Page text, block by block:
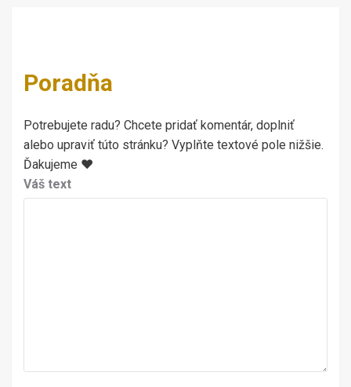
Poradňa
Potrebujete radu? Chcete pridať komentár, doplniť
alebo upraviť túto stránku? Vyplňte textové pole nižšie.
Ďakujeme ♥
Váš text